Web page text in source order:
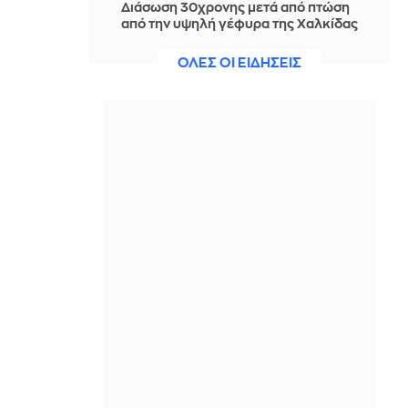
Διάσωση 30χρονης μετά από πτώση
από την υψηλή γέφυρα της Χαλκίδας
ΟΛΕΣ ΟΙ ΕΙΔΗΣΕΙΣ